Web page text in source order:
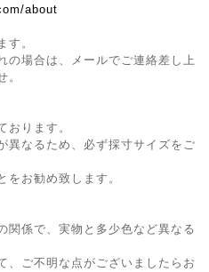
about
す。
の場合は、メールでご連絡差し上
。
おります。
異なるため、必ず採寸サイズをご
をお勧め致します。
関係で、実物と多少色など異なる
、ご不明な点がございましたらお